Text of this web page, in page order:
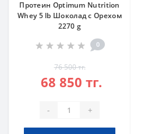
Протеин Optimum Nutrition
Whey 5 lb Шоколад с Орехом
2270 g
0
76 500 тг.
68 850 тг.
- +